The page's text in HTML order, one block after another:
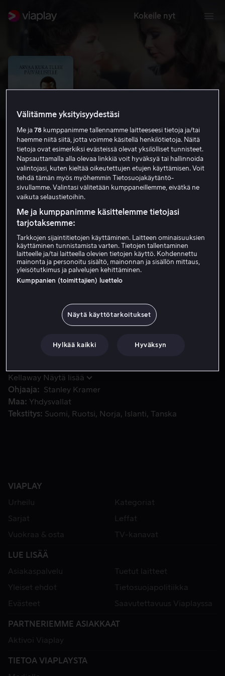
Kokeile nyt
Guess Who's Coming to Dinner
7.8 Draama Komedia
HD
Vuokraa 2,99 €
Osta 10,99 €
tyttärensä esittelee heidät afroamerikkalaiselle
Kellaway Näytä lisää
Ohjaaja
Stanley Kramer
Maa
Yhdysvallat
Tekstitys
Suomi Ruotsi Norja Islanti Tanska
VIAPLAY
Urheilu
Kategoriat
Sarjat
Leffat
Vuokraa & osta
TV-kanavat
LUE LISÄÄ
Asiakaspalvelu
Tuetut laitteet
Yleiset ehdot
Tietosuojapolitiikka
Evästeet
Saavutettavuus Viaplayssa
PARTNERIEMME ASIAKKAAT
Aktivoi Viaplay
TIETOA VIAPLAYSTA
Välitämme yksityisyydestäsi
Me ja78 kumppanimme tallennamme laitteeseesi tietoja ja/tai
haemme niitä siitä, jotta voimme käsitellä henkilötietoja. Näitä
tietoja ovat esimerkiksi evästeissä olevat yksilölliset tunnisteet.
Napsauttamalla alla olevaa linkkiä voit hyväksyä tai hallinnoida
valintojasi, kuten kieltää oikeutettujen etujen käyttämisen. Voit
tehdä tämän myös myöhemmin Tietosuojakäytäntö-
sivullamme. Valintasi välitetään kumppaneillemme, eivätkä ne
vaikuta selaustietoihin.
Me ja kumppanimme käsittelemme tietojasi
tarjotaksemme:
Tarkkojen sijaintitietojen käyttäminen. Laitteen ominaisuuksien
käyttäminen tunnistamista varten. Tietojen tallentaminen
laitteelle ja/tai laitteella olevien tietojen käyttö. Kohdennettu
mainonta ja personoitu sisältö, mainonnan ja sisällön mittaus,
yleisötutkimus ja palvelujen kehittäminen.
Kumppanien (toimittajien) luettelo
Näytä käyttötarkoitukset
Hylkää kaikki Hyväksyn